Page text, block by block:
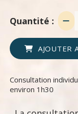
Quantité :
AJOUTER
Consultation
environ 1h30